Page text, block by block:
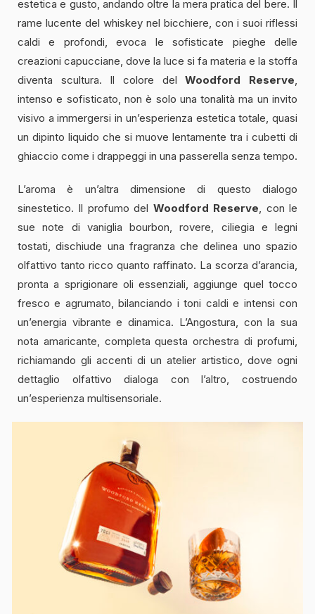
estetica e gusto, andando oltre la mera pratica del bere. Il
rame lucente del whiskey nel bicchiere, con i suoi riflessi
caldi e profondi, evoca le sofisticate pieghe delle
creazioni capucciane, dove la luce si fa materia e la stoffa
diventa scultura. Il colore delWoodford Reserve,
intenso e sofisticato, non è solo una tonalità ma un invito
visivo a immergersi in un’esperienza estetica totale, quasi
un dipinto liquido che si muove lentamente tra i cubetti di
ghiaccio come i drappeggi in una passerella senza tempo.
L’aroma è un’altra dimensione di questo dialogo
sinestetico. Il profumo del Woodford Reserve, con le
sue note di vaniglia bourbon, rovere, ciliegia e legni
tostati, dischiude una fragranza che delinea uno spazio
olfattivo tanto ricco quanto raffinato. La scorza d’arancia,
pronta a sprigionare oli essenziali, aggiunge quel tocco
fresco e agrumato, bilanciando i toni caldi e intensi con
un’energia vibrante e dinamica. L’Angostura, con la sua
nota amaricante, completa questa orchestra di profumi,
richiamando gli accenti di un atelier artistico, dove ogni
dettaglio olfattivo dialoga con l’altro, costruendo
un’esperienza multisensoriale.